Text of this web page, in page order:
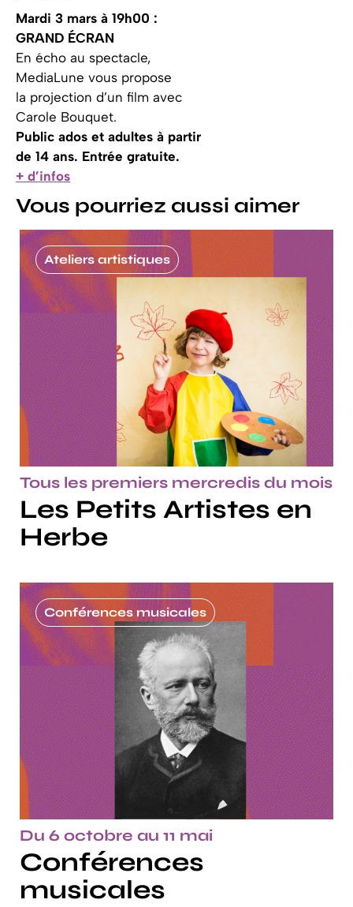
Mardi 3 mars à 19h00 :
GRAND ÉCRAN
En écho au spectacle,
MediaLune vous propose
la projection d’un film avec
Carole Bouquet.
Public ados et adultes à partir
de 14 ans. Entrée gratuite.
+ d’infos
Vous pourriez aussi aimer
Ateliers artistiques
Tous les premiers mercredis du mois
Les Petits Artistes en
Herbe
Conférences musicales
Du 6 octobre au 11 mai
Conférences
musicales